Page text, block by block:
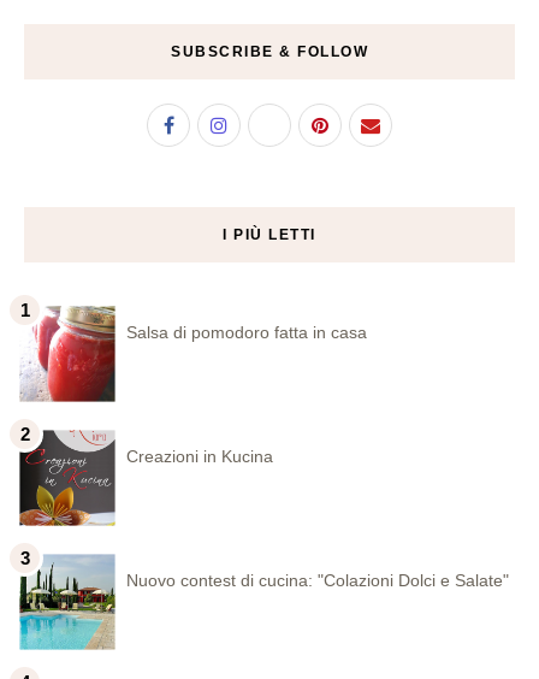
SUBSCRIBE & FOLLOW
I PIÙ LETTI
Salsa di pomodoro fatta in casa
Creazioni in Kucina
Nuovo contest di cucina: "Colazioni Dolci e Salate"